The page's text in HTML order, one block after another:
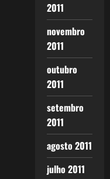
2011
novembro
2011
outubro
2011
setembro
2011
agosto 2011
julho 2011